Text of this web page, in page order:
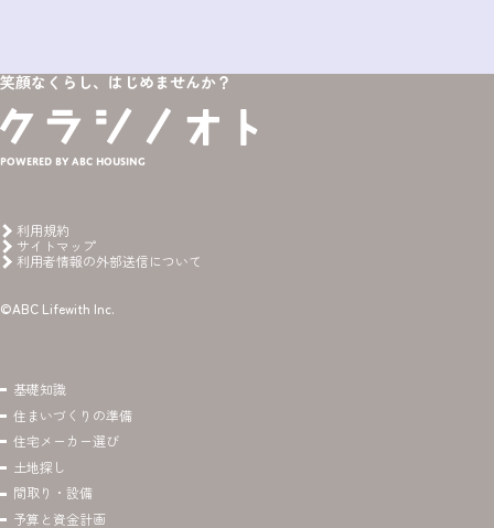
笑顔なくらし、はじめませんか？
Powered by ABC HOUSING
利用規約
サイトマップ
利用者情報の外部送信について
©ABC Lifewith Inc.
基礎知識
住まいづくりの準備
住宅メーカー選び
土地探し
間取り・設備
予算と資金計画